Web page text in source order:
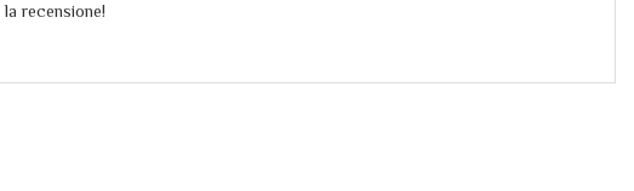
recensione!